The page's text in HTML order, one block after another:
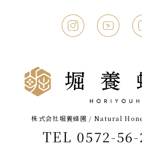
株式会社堀養蜂園 / Natural
TEL 0572-56-